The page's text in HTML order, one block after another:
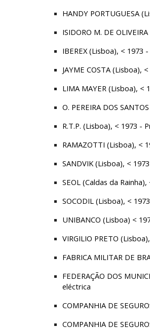
HANDY PORTUGUESA
ISIDORO M. DE
IBEREX (Lisboa), <
JAYME COSTA
LIMA MAYER (Lisboa),
O. PEREIRA DOS
R.T.P. (Lisboa), < 1973 -
RAMAZOTTI (Lisboa), <
SANDVIK (Lisboa), <
SEOL (Caldas da
SOCODIL (Lisboa), <
UNIBANCO (Lisboa) <
VIRGILIO PRETO
FABRICA MILITAR DE
FEDERAÇÃO DOS
eléctrica
COMPANHIA DE
COMPANHIA DE